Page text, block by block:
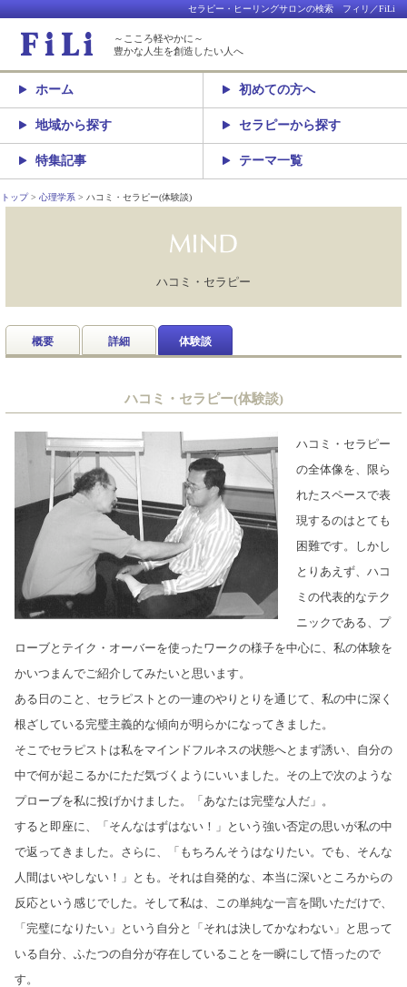
セラピー・ヒーリングサロンの検索 フィリ／FiLi
～こころ軽やかに～
豊かな人生を創造したい人へ
ホーム 初めての方へ
地域から探す セラピーから探す
特集記事 テーマ一覧
トップ 心理学系 ハコミ・セラピー(体験談)
ハコミ・セラピー
概要 詳細 体験談
ハコミ・セラピー(体験談)
ハコミ・セラピー
の全体像を、限ら
れたスペースで表
現するのはとても
困難です。しかし
とりあえず、ハコ
ミの代表的なテク
ニックである、プ
ローブとテイク・オーバーを使ったワークの様子を中心に、私の体験を
かいつまんでご紹介してみたいと思います。
ある日のこと、セラピストとの一連のやりとりを通じて、私の中に深く
根ざしている完璧主義的な傾向が明らかになってきました。
そこでセラピストは私をマインドフルネスの状態へとまず誘い、自分の
中で何が起こるかにただ気づくようにいいました。その上で次のような
プローブを私に投げかけました。「あなたは完璧な人だ」。
すると即座に、「そんなはずはない！」という強い否定の思いが私の中
で返ってきました。さらに、「もちろんそうはなりたい。でも、そんな
人間はいやしない！」とも。それは自発的な、本当に深いところからの
反応という感じでした。そして私は、この単純な一言を聞いただけで、
「完璧になりたい」という自分と「それは決してかなわない」と思って
いる自分、ふたつの自分が存在していることを一瞬にして悟ったので
す。